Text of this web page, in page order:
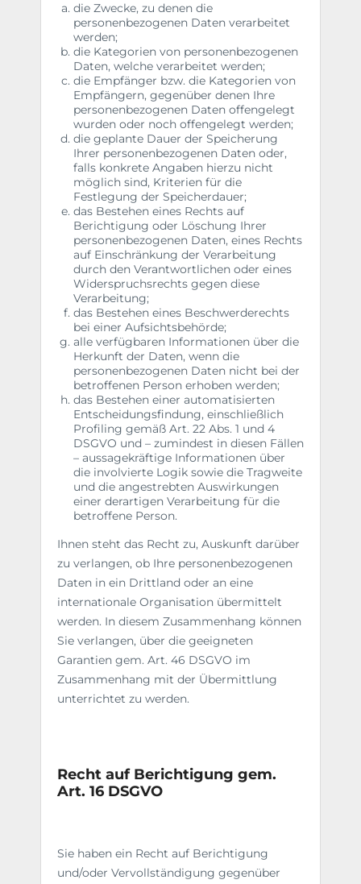
die Zwecke, zu denen die
personenbezogenen Daten verarbeitet
werden;
die Kategorien von personenbezogenen
Daten, welche verarbeitet werden;
die Empfänger bzw. die Kategorien von
Empfängern, gegenüber denen Ihre
personenbezogenen Daten offengelegt
wurden oder noch offengelegt werden;
die geplante Dauer der Speicherung
Ihrer personenbezogenen Daten oder,
falls konkrete Angaben hierzu nicht
möglich sind, Kriterien für die
Festlegung der Speicherdauer;
das Bestehen eines Rechts auf
Berichtigung oder Löschung Ihrer
personenbezogenen Daten, eines Rechts
auf Einschränkung der Verarbeitung
durch den Verantwortlichen oder eines
Widerspruchsrechts gegen diese
Verarbeitung;
das Bestehen eines Beschwerderechts
bei einer Aufsichtsbehörde;
alle verfügbaren Informationen über die
Herkunft der Daten, wenn die
personenbezogenen Daten nicht bei der
betroffenen Person erhoben werden;
das Bestehen einer automatisierten
Entscheidungsfindung, einschließlich
Profiling gemäß Art. 22 Abs. 1 und 4
DSGVO und – zumindest in diesen Fällen
– aussagekräftige Informationen über
die involvierte Logik sowie die Tragweite
und die angestrebten Auswirkungen
einer derartigen Verarbeitung für die
betroffene Person.
Ihnen steht das Recht zu, Auskunft darüber
zu verlangen, ob Ihre personenbezogenen
Daten in ein Drittland oder an eine
internationale Organisation übermittelt
werden. In diesem Zusammenhang können
Sie verlangen, über die geeigneten
Garantien gem. Art. 46 DSGVO im
Zusammenhang mit der Übermittlung
unterrichtet zu werden.
Recht auf Berichtigung gem.
Art. 16 DSGVO
Sie haben ein Recht auf Berichtigung
und/oder Vervollständigung gegenüber